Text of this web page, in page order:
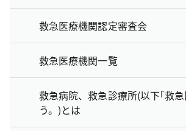
救急医療機関認定審査会
救急医療機関一覧
救急病院、救急診療所(以下｢救
う。)とは